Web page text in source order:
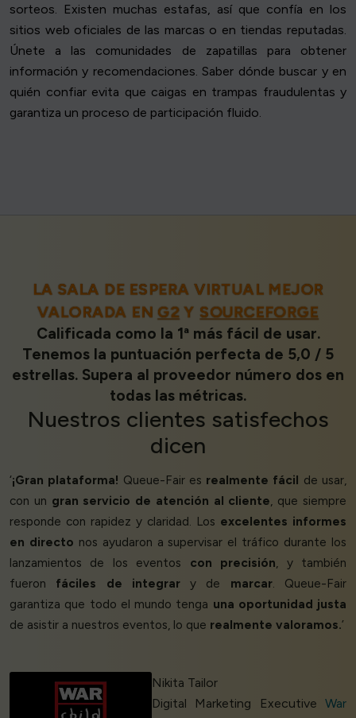
sorteos. Existen muchas estafas, así que confía en los
sitios web oficiales de las marcas o en tiendas reputadas.
Únete a las comunidades de zapatillas para obtener
información y recomendaciones. Saber dónde buscar y en
quién confiar evita que caigas en trampas fraudulentas y
garantiza un proceso de participación fluido.
LA SALA DE ESPERA VIRTUAL MEJOR
VALORADA EN G2 Y SOURCEFORGE
Calificada como la 1ª más fácil de usar.
Tenemos la puntuación perfecta de 5,0 / 5
estrellas. Supera al proveedor número dos en
todas las métricas.
Nuestros clientes satisfechos
dicen
‘¡Gran plataforma! Queue-Fair es realmente fácil de usar,
con un gran servicio de atención al cliente, que siempre
responde con rapidez y claridad. Los excelentes informes
en directo nos ayudaron a supervisar el tráfico durante los
lanzamientos de los eventos con precisión, y también
fueron fáciles de integrary de marcar. Queue-Fair
garantiza que todo el mundo tenga una oportunidad justa
de asistir a nuestros eventos, lo que realmente valoramos.’
Nikita Tailor
Digital Marketing Executive War